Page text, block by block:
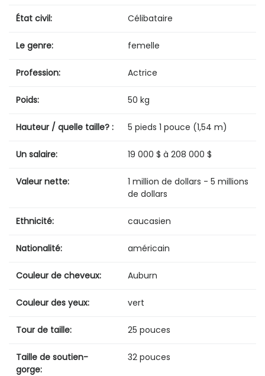
État civil: Célibataire
Le genre: femelle
Profession: Actrice
Poids: 50 kg
Hauteur / quelle taille? : 5 pieds 1 pouce (1,54 m)
Un salaire: 19 000 $ à 208 000 $
Valeur nette:
1 million de dollars - 5 millions
de dollars
Ethnicité: caucasien
Nationalité: américain
Couleur de cheveux: Auburn
Couleur des yeux: vert
Tour de taille: 25 pouces
Taille de soutien-
gorge:
32 pouces